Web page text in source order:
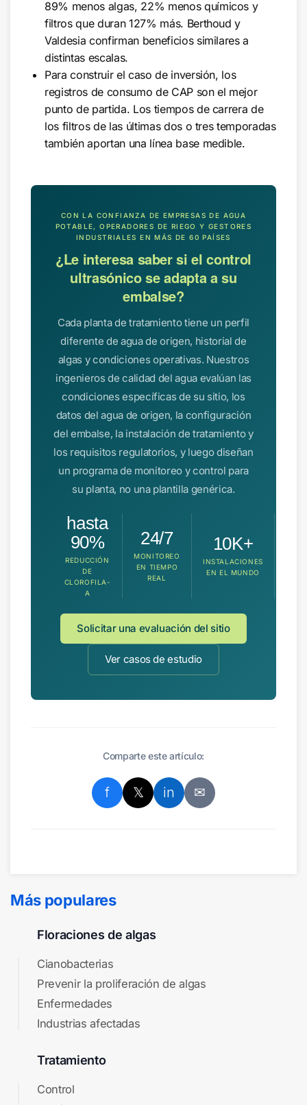
89% menos algas, 22% menos químicos y
filtros que duran 127% más. Berthoud y
Valdesia confirman beneficios similares a
distintas escalas.
Para construir el caso de inversión, los
registros de consumo de CAP son el mejor
punto de partida. Los tiempos de carrera de
los filtros de las últimas dos o tres temporadas
también aportan una línea base medible.
CON LA CONFIANZA DE EMPRESAS DE AGUA
POTABLE, OPERADORES DE RIEGO Y GESTORES
INDUSTRIALES EN MÁS DE 60 PAÍSES
¿Le interesa saber si el control
ultrasónico se adapta a su
embalse?
Cada planta de tratamiento tiene un perfil
diferente de agua de origen, historial de
algas y condiciones operativas. Nuestros
ingenieros de calidad del agua evalúan las
condiciones específicas de su sitio, los
datos del agua de origen, la configuración
del embalse, la instalación de tratamiento y
los requisitos regulatorios, y luego diseñan
un programa de monitoreo y control para
su planta, no una plantilla genérica.
hasta
90%
REDUCCIÓN
DE
CLOROFILA-
A
24/7
MONITOREO
EN TIEMPO
REAL
10K+
INSTALACIONES
EN EL MUNDO
Solicitar una evaluación del sitio
Ver casos de estudio
Comparte este artículo:
f 𝕏 in ✉
Más populares
Floraciones de algas
Cianobacterias
Prevenir la proliferación de algas
Enfermedades
Industrias afectadas
Tratamiento
Control